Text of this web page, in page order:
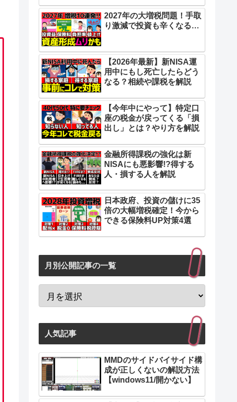
2027年の大増税問題！手取
り激減で投資も辛くなる…
【2026年最新】新NISA運
用中にもし死亡したらどう
なる？相続や課税を解説
【今年中にやって】特定口
座の税金が戻ってくる「損
出し」とは？やり方を解説
金融所得課税の強化は新
NISAにも悪影響!?得する
人・損する人を解説
日本政府、投資の儲けに35
倍の大幅増税確定！今から
できる保険料UP対策4選
月別公開記事の一覧
人気記事
MMDのサイドバイサイド構
成が正しくないの解説方法
【windows11/開かない】